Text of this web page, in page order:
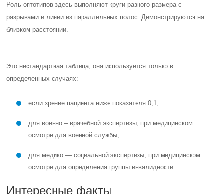
Роль оптотипов здесь выполняют круги разного размера с
разрывами и линии из параллельных полос. Демонстрируются на
близком расстоянии.
Это нестандартная таблица, она используется только в
определенных случаях:
если зрение пациента ниже показателя 0,1;
для военно – врачебной экспертизы, при медицинском
осмотре для военной службы;
для медико — социальной экспертизы, при медицинском
осмотре для определения группы инвалидности.
Интересные факты